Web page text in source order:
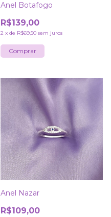
Anel Botafogo
R$139,00
2 x de R$69,50 sem juros
Comprar
Anel Nazar
R$109,00